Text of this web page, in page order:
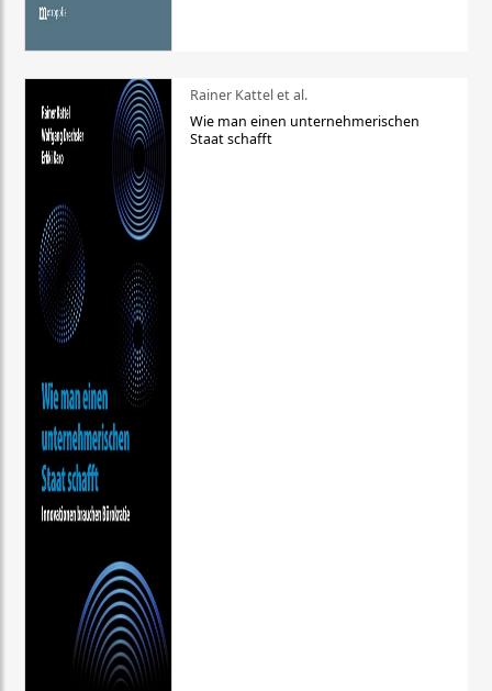
Rainer Kattel et al.
Wie man einen unternehmerischen
Staat schafft